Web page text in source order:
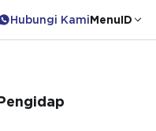
Hubungi KamiMenuID